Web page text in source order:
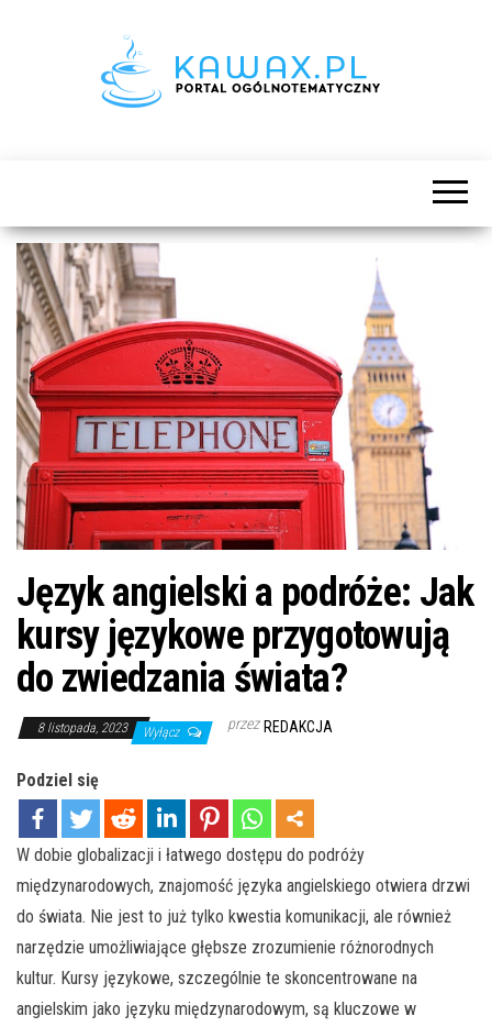
Język angielski a podróże: Jak
kursy językowe przygotowują
do zwiedzania świata?
8 listopada, 2023 Wyłącz przez REDAKCJA
Podziel się
W dobie globalizacji i łatwego dostępu do podróży
międzynarodowych, znajomość języka angielskiego otwiera drzwi
do świata. Nie jest to już tylko kwestia komunikacji, ale również
narzędzie umożliwiające głębsze zrozumienie różnorodnych
kultur. Kursy językowe, szczególnie te skoncentrowane na
angielskim jako języku międzynarodowym, są kluczowe w